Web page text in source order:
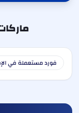
فورد مستعملة في